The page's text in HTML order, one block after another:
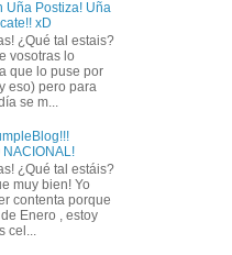
Uña Postiza! Uña
xD
¿Qué tal estais?
vosotras lo
que lo puse por
eso) pero para
se m...
NACIONAL!
¿Qué tal estáis?
muy bien! Yo
contenta porque
Enero , estoy
cel...